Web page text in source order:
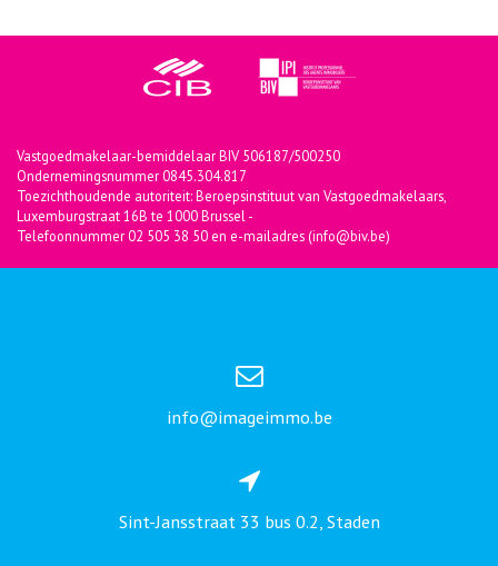
Vastgoedmakelaar-bemiddelaar BIV 506187/500250
Ondernemingsnummer 0845.304.817
Toezichthoudende autoriteit: Beroepsinstituut van Vastgoedmakelaars,
Luxemburgstraat 16B te 1000 Brussel -
Telefoonnummer 02 505 38 50 en e-mailadres (info@biv.be)
info@imageimmo.be
Sint-Jansstraat 33 bus 0.2, Staden